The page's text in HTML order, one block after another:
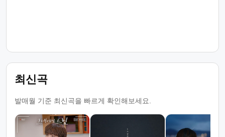
최신곡
발매월 기준 최신곡을 빠르게 확인해보세요.